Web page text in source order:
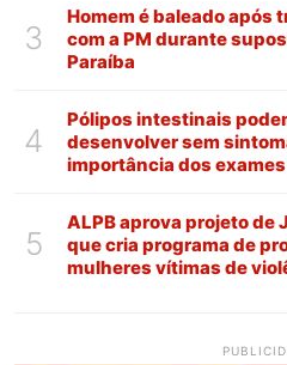
3
Homem é baleado após
com a PM durante
Paraíba
4
Pólipos intestinais
desenvolver sem
importância dos
5
ALPB aprova projeto de
que cria programa de
mulheres vítimas de